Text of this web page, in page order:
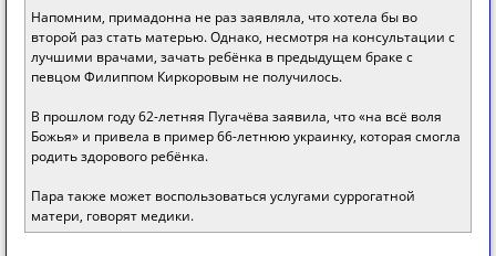
Напомним, примадонна не раз заявляла, что хотела бы во
второй раз стать матерью. Однако, несмотря на консультации с
лучшими врачами, зачать ребёнка в предыдущем браке с
певцом Филиппом Киркоровым не получилось.
В прошлом году 62-летняя Пугачёва заявила, что «на всё воля
Божья» и привела в пример 66-летнюю украинку, которая смогла
родить здорового ребёнка.
Пара также может воспользоваться услугами суррогатной
матери, говорят медики.